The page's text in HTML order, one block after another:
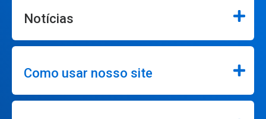
Notícias
Como usar nosso site